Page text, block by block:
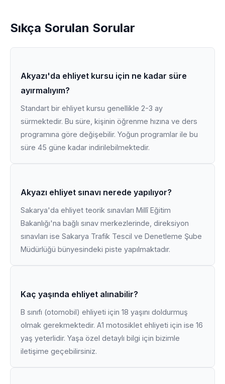
Sıkça Sorulan Sorular
Akyazı'da ehliyet kursu için ne kadar süre
ayırmalıyım?
Standart bir ehliyet kursu genellikle 2-3 ay
sürmektedir. Bu süre, kişinin öğrenme hızına ve ders
programına göre değişebilir. Yoğun programlar ile bu
süre 45 güne kadar indirilebilmektedir.
Akyazı ehliyet sınavı nerede yapılıyor?
Sakarya'da ehliyet teorik sınavları Millî Eğitim
Bakanlığı'na bağlı sınav merkezlerinde, direksiyon
sınavları ise Sakarya Trafik Tescil ve Denetleme Şube
Müdürlüğü bünyesindeki piste yapılmaktadır.
Kaç yaşında ehliyet alınabilir?
B sınıfı (otomobil) ehliyeti için 18 yaşını doldurmuş
olmak gerekmektedir. A1 motosiklet ehliyeti için ise 16
yaş yeterlidir. Yaşa özel detaylı bilgi için bizimle
iletişime geçebilirsiniz.